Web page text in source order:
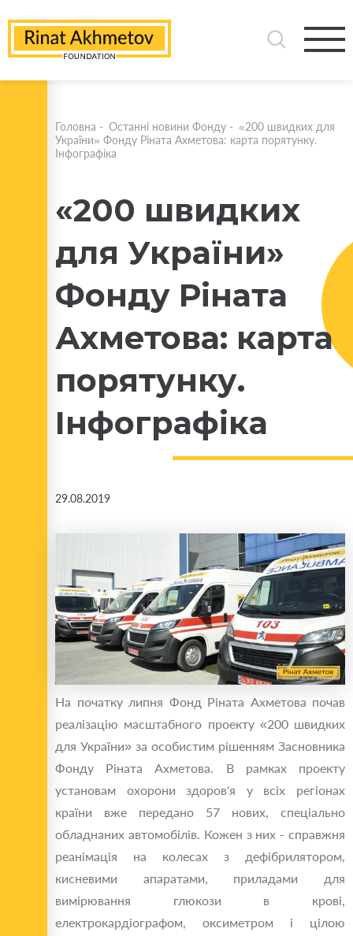
Головна - Останні новини Фонду - «200 швидких для
України» Фонду Ріната Ахметова: карта порятунку.
Інфографіка
«200 швидких
для України»
Фонду Ріната
Ахметова: карта
порятунку.
Інфографіка
29.08.2019
На початку липня Фонд Ріната Ахметова почав
реалізацію масштабного проекту «200 швидких
для України» за особистим рішенням Засновника
Фонду Ріната Ахметова. В рамках проекту
установам охорони здоров'я у всіх регіонах
країни вже передано 57 нових, спеціально
обладнаних автомобілів. Кожен з них - справжня
реанімація на колесах з дефібрилятором,
кисневими апаратами, приладами для
вимірювання глюкози в крові,
електрокардіографом, оксиметром і цілою